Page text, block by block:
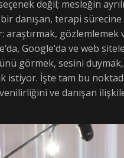
değil; mesleğin
danışan, terapi
araştırmak,
Google’da ve web
görmek, sesini
istiyor. İşte tam bu
ve danışan